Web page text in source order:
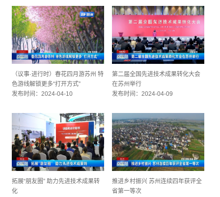
（议事·进行时）春花四月游苏州 特
色游线解锁更多“打开方式”
发布时间：2024-04-10
第二届全国先进技术成果转化大会
在苏州举行
发布时间：2024-04-09
拓展“朋友圈” 助力先进技术成果转
化
推进乡村振兴 苏州连续四年获评全
省第一等次